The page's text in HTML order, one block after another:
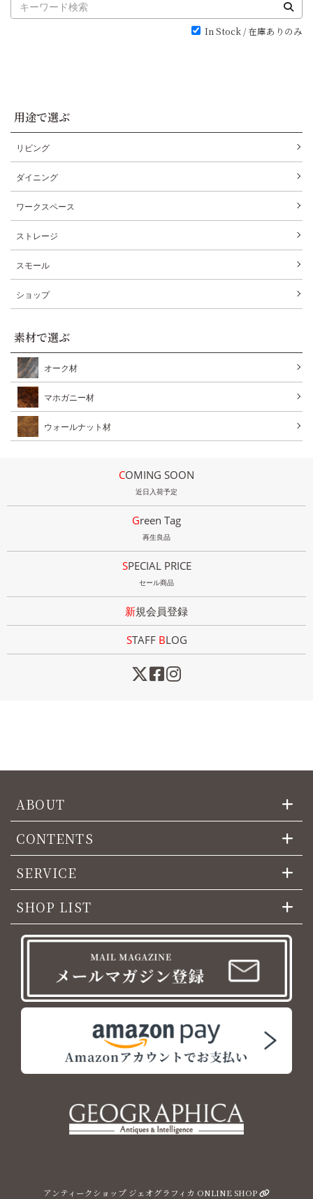
In Stock / 在庫ありのみ
用途で選ぶ
リビング
ダイニング
ワークスペース
ストレージ
スモール
ショップ
素材で選ぶ
オーク材
マホガニー材
ウォールナット材
COMING SOON
近日入荷予定
Green Tag
再生良品
SPECIAL PRICE
セール商品
新規会員登録
STAFF BLOG
ABOUT
CONTENTS
SERVICE
SHOP LIST
アンティークショップ ジェオグラフィカ ONLINE SHOP